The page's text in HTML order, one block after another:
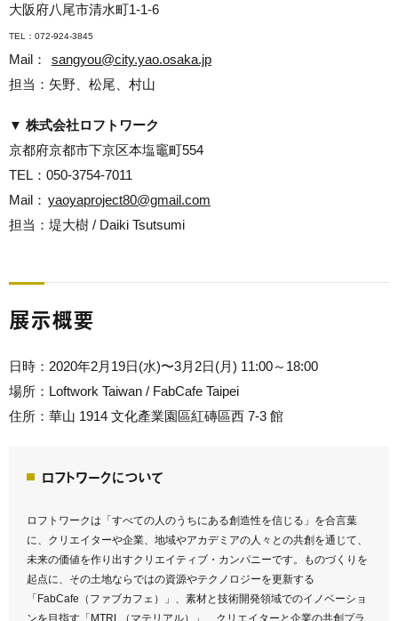
大阪府八尾市清水町1-1-6
TEL：072-924-3845
Mail：
sangyou@city.yao.osaka.jp
担当：矢野、松尾、村山
▼ 株式会社ロフトワーク
京都府京都市下京区本塩竈町554
TEL： 050-3754-7011
Mail： yaoyaproject80@gmail.com
担当： 堤大樹 / Daiki Tsutsumi
展示概要
日時：2020年2月19日(水)〜3月2日(月) 11:00～18:00
場所：Loftwork Taiwan / FabCafe Taipei
住所：華山 1914 文化產業園區紅磚區西 7-3 館
ロフトワークについて
ロフトワークは「すべての人のうちにある創造性を信じる」を合言葉
に、クリエイターや企業、地域やアカデミアの人々との共創を通じて、
未来の価値を作り出すクリエイティブ・カンパニーです。ものづくりを
起点に、その土地ならではの資源やテクノロジーを更新する
「FabCafe（ファブカフェ）」、素材と技術開発領域でのイノベーショ
ンを目指す「MTRL（マテリアル）」、クリエイターと企業の共創プラ